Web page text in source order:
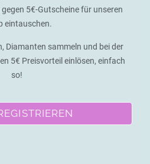
5€-Gutscheine für unseren
eintauschen.
Diamanten sammeln und bei der
5€ Preisvorteil einlösen, einfach
so!